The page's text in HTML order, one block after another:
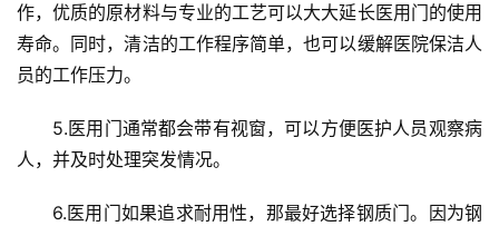
生
间
门
院
作，优质的原材料与专业的工艺可以大大延长医用门的使用
寿命。同时，清洁的工作程序简单，也可以缓解医院保洁人
员的工作压力。
5.医用门通常都会带有视窗，可以方便医护人员观察病
人，并及时处理突发情况。
6.医用门如果追求耐用性，那最好选择钢质门。因为钢